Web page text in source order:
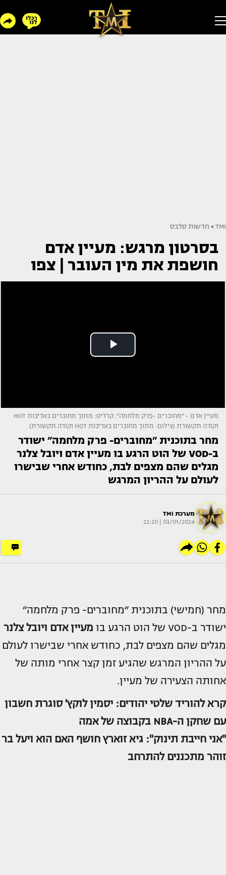
TMI
> חדשות סלבס
בסרטון מרגש: מעיין אדם
חושפת את מין העובר | צפו
מעיין אדם - ״מחוברים -פרק מלחמה״. קרדיט: מתוך מחוברים באדיבות HOT
וקודה תקשורת (צילום: מתוך מחוברים באדיבות HOT וקודה תקשורת)
מחר בתוכנית ״מחוברים- פרק מלחמה״ ישודר
ב-VOD של הוט הרגע בו מעיין אדם ויובל צלנר
מגלים שהם מצפים לבת, כחודש אחרי שבישרו
לעולם על ההריון המרגש
מערכת TMI
03/01/2024 | 22:20
מחר (חמישי) בתוכנית ״מחוברים- פרק מלחמה״
ישודר ב-VOD של הוט הרגע בו
מעיין אדם ויובל צלנר
מגלים שהם מצפים לבת, כחודש אחרי שבישרו לעולם
על ההריון המרגש שהגיע זמן קצר אחרי מותה של
אחותה הצעירה של מעיין.
קרא להוריד שלטי יהודים: יסמין לוקץ' סוגרת חשבון
עם שחקן ה-NBA בקבוצה של אמה
"אני חייבת תינוק": גיא זוארץ חושף האם הוא ויעל בר
זוהר מתכננים להתרחב